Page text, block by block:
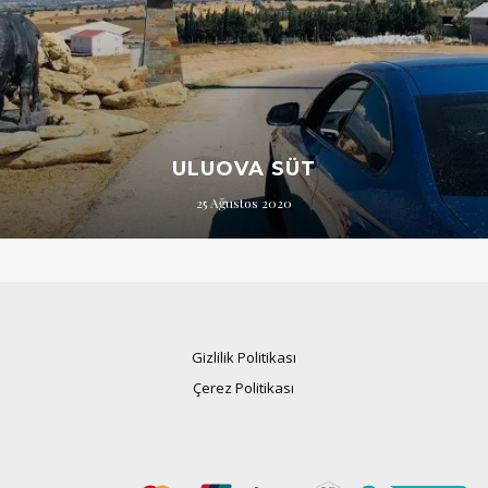
ULUOVA SÜT
25 Ağustos 2020
Gizlilik Politikası
Çerez Politikası